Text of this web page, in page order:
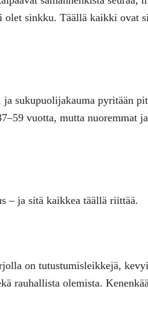
olet sinkku. Täällä kaikki ovat
sukupuolijakauma pyritään
vuotta, mutta nuoremmat
– ja sitä kaikkea täällä riittää.
on tutustumisleikkejä,
rauhallista olemista.